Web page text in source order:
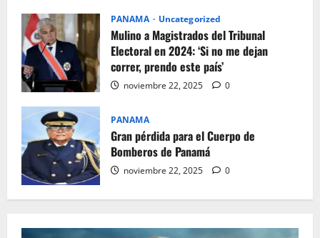
PANAMA Uncategorized
Mulino a Magistrados del Tribunal
Electoral en 2024: ‘Si no me dejan
correr, prendo este país’
noviembre 22, 2025 0
PANAMA
Gran pérdida para el Cuerpo de
Bomberos de Panamá
noviembre 22, 2025 0